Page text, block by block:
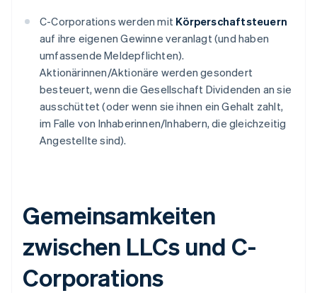
C-Corporations werden mit Körperschaftsteuern
auf ihre eigenen Gewinne veranlagt (und haben
umfassende Meldepflichten).
Aktionärinnen/Aktionäre werden gesondert
besteuert, wenn die Gesellschaft Dividenden an sie
ausschüttet (oder wenn sie ihnen ein Gehalt zahlt,
im Falle von Inhaberinnen/Inhabern, die gleichzeitig
Angestellte sind).
Gemeinsamkeiten
zwischen LLCs und C-
Corporations